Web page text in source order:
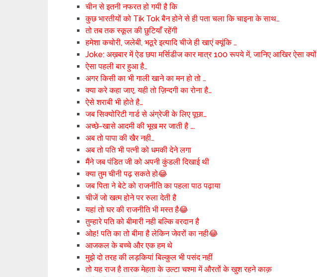
चीन से इतनी नफरत हो गयी है कि
कुछ भारतीयों को Tik Tok बैन होने से ही पता चला कि चाइना के साथ…
तो तब तक स्कूल की छुटियाँ रहेंगी
हमेशा कचोरी, जलेबी, भठूरे इत्यादि चीजे ही खाएं क्यूंकि …
Joke: अख़बार में ऐड छपा मर्सिडीज कार मात्र 100 रूपये में, जानिए आखिर ऐसा क्यों
ऐसा पहली बार हुआ है…
अगर किसी का भी गाली खाने का मन हो तो …
क्या करे कहा जाए, यही तो ज़िन्दगी का रोना है…
ऐसे शराबी भी होते है…
जब सिक्योरिटी गार्ड से अंग्रेजी के लिए पूछा…
अच्छे-खासे आदमी की भूख मर जाती है ….
अब तो पापा की खैर नही…
अब तो पति भी पत्नी को धमकी देने लगा
मैंने जब पंडित जी को अपनी कुंडली दिखाई थी
क्या तुम चीनी पढ़ सकते हो😂
जब पिता ने बेटे को राजनीति का पहला पाठ पढ़ाया
चीजें जो खत्म होने पर रुला देती है
यहां तो घर की राजनीति भी मस्त है😂
तुम्हारे पति को बीमारी नही बल्कि वरदान है
ओह! पति का तो बीमा है लेकिन जेवरों का नही😂
आजकल के बच्चे और एक हम थे
मुझे दो तरह की लड़कियां बिल्कुल भी पसंद नहीं
तो यह राज है तारक मेहता के उल्टा चश्मा में औरतों के खुश रहने काक़